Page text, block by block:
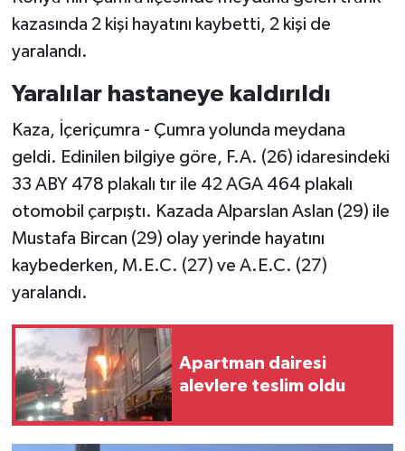
kazasında 2 kişi hayatını kaybetti, 2 kişi de
yaralandı.
Yaralılar hastaneye kaldırıldı
Kaza, İçeriçumra - Çumra yolunda meydana
geldi. Edinilen bilgiye göre, F.A. (26) idaresindeki
33 ABY 478 plakalı tır ile 42 AGA 464 plakalı
otomobil çarpıştı. Kazada Alparslan Aslan (29) ile
Mustafa Bircan (29) olay yerinde hayatını
kaybederken, M.E.C. (27) ve A.E.C. (27)
yaralandı.
Apartman dairesi
alevlere teslim oldu